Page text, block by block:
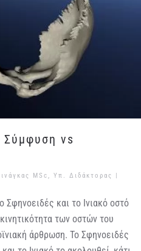
vs
MSc, Υπ. Διδάκτορας |
και το Ινιακό οστό
των οστών του
άρθρωση. Το Σφηνοειδές